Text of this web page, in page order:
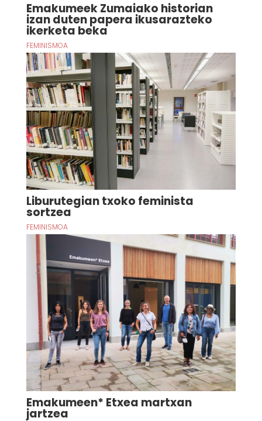
Emakumeek Zumaiako historian
izan duten papera ikusarazteko
ikerketa beka
FEMINISMOA
Liburutegian txoko feminista
sortzea
FEMINISMOA
Emakumeen* Etxea martxan
jartzea